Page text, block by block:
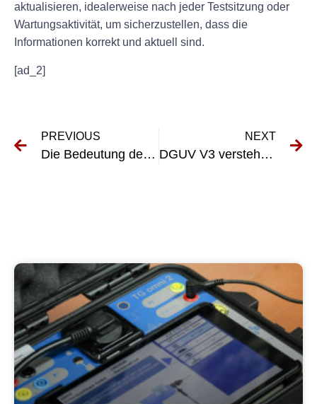
aktualisieren, idealerweise nach jeder Testsitzung oder
Wartungsaktivität, um sicherzustellen, dass die
Informationen korrekt und aktuell sind.
[ad_2]
PREVIOUS
Die Bedeutung der VDE-Elektroprüfung zur Gewährleistung der elektrischen Sicherheit
NEXT
DGUV V3 verstehen: Ein umfassender Leitfaden für Sicherheitsprüfungen in Schulen